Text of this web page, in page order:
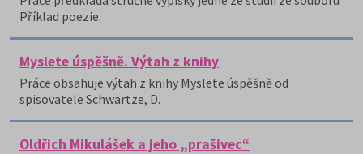
Příklad poezie.
Myslete úspěšně. Výtah z knihy
Práce obsahuje výtah z knihy Myslete úspěšně od
spisovatele Schwartze, D.
Oldřich Mikulášek a jeho „prašivec“